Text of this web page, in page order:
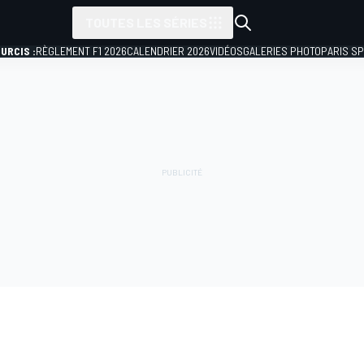
:RÈGLEMENT F1 2026CALENDRIER 2026VIDÉOSGALERIES PHOTOPARIS